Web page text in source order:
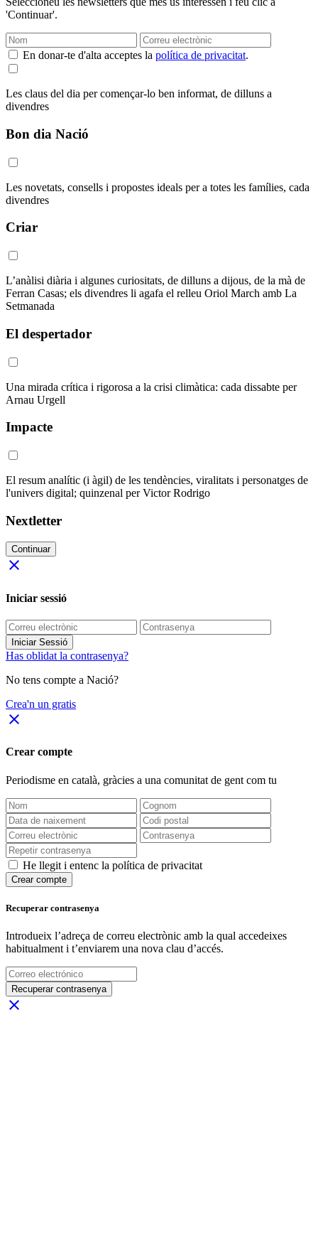
'Continuar'.
En donar-te d'alta acceptes la política de privacitat.
Les claus del dia per començar-lo ben informat, de dilluns a
divendres
Bon dia Nació
Les novetats, consells i propostes ideals per a totes les famílies, cada
divendres
Criar
L’anàlisi diària i algunes curiositats, de dilluns a dijous, de la mà de
Ferran Casas; els divendres li agafa el relleu Oriol March amb La
Setmanada
El despertador
Una mirada crítica i rigorosa a la crisi climàtica: cada dissabte per
Arnau Urgell
Impacte
El resum analític (i àgil) de les tendències, viralitats i personatges de
l'univers digital; quinzenal per Victor Rodrigo
Nextletter
Continuar
close
Iniciar sessió
Iniciar Sessió
Has oblidat la contrasenya?
No tens compte a Nació?
Crea'n un gratis
close
Crear compte
Periodisme en català, gràcies a una comunitat de gent com tu
He llegit i entenc la política de privacitat
Crear compte
Recuperar contrasenya
Introdueix l’adreça de correu electrònic amb la qual accedeixes
habitualment i t’enviarem una nova clau d’accés.
Recuperar contrasenya
close